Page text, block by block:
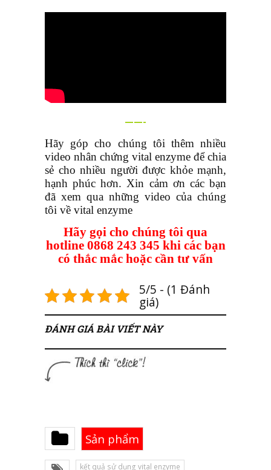
——-
Hãy góp cho chúng tôi thêm nhiều
video nhân chứng vital enzyme để chia
sẻ cho nhiều người được khỏe mạnh,
hạnh phúc hơn. Xin cảm ơn các bạn
đã xem qua những video của chúng
tôi về vital enzyme
Hãy gọi cho chúng tôi qua
hotline 0868 243 345 khi các bạn
có thắc mắc hoặc cần tư vấn
5/5 - (1 Đánh
giá)
ĐÁNH GIÁ BÀI VIẾT NÀY
Sản phẩm
kết quả sử dụng vital enzyme